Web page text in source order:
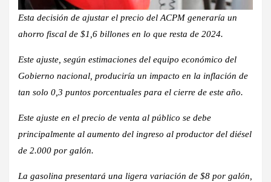
Esta decisión de ajustar el precio del ACPM generaría un
ahorro fiscal de $1,6 billones en lo que resta de 2024.
Este ajuste, según estimaciones del equipo económico del
Gobierno nacional, produciría un impacto en la inflación de
tan solo 0,3 puntos porcentuales para el cierre de este año.
Este ajuste en el precio de venta al público se debe
principalmente al aumento del ingreso al productor del diésel
de 2.000 por galón.
La gasolina presentará una ligera variación de $8 por galón,